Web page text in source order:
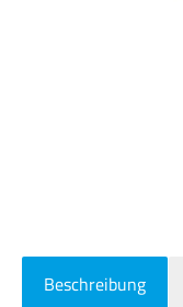
Beschreibung